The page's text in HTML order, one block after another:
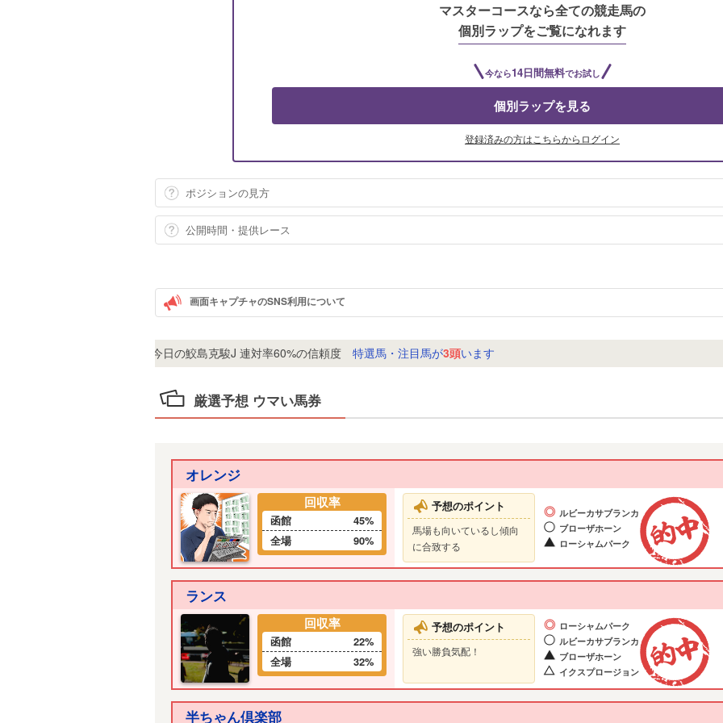
マスターコースなら全ての競走馬の
個別ラップをご覧になれます
今なら14日間無料でお試し
個別ラップを見る
登録済みの方はこちらからログイン
ポジションの見方
公開時間・提供レース
画面キャプチャのSNS利用について
今日の鮫島克駿J 連対率60%の信頼度 特選馬・注目馬が3頭います
厳選予想 ウマい馬券
オレンジ
回収率
函館
45%
全場
90%
予想のポイント
馬場も向いているし傾向
に合致する
ルビーカサブランカ
ブローザホーン
ローシャムパーク
ランス
回収率
函館
22%
全場
32%
予想のポイント
強い勝負気配！
ローシャムパーク
ルビーカサブランカ
ブローザホーン
イクスプロージョン
半ちゃん倶楽部